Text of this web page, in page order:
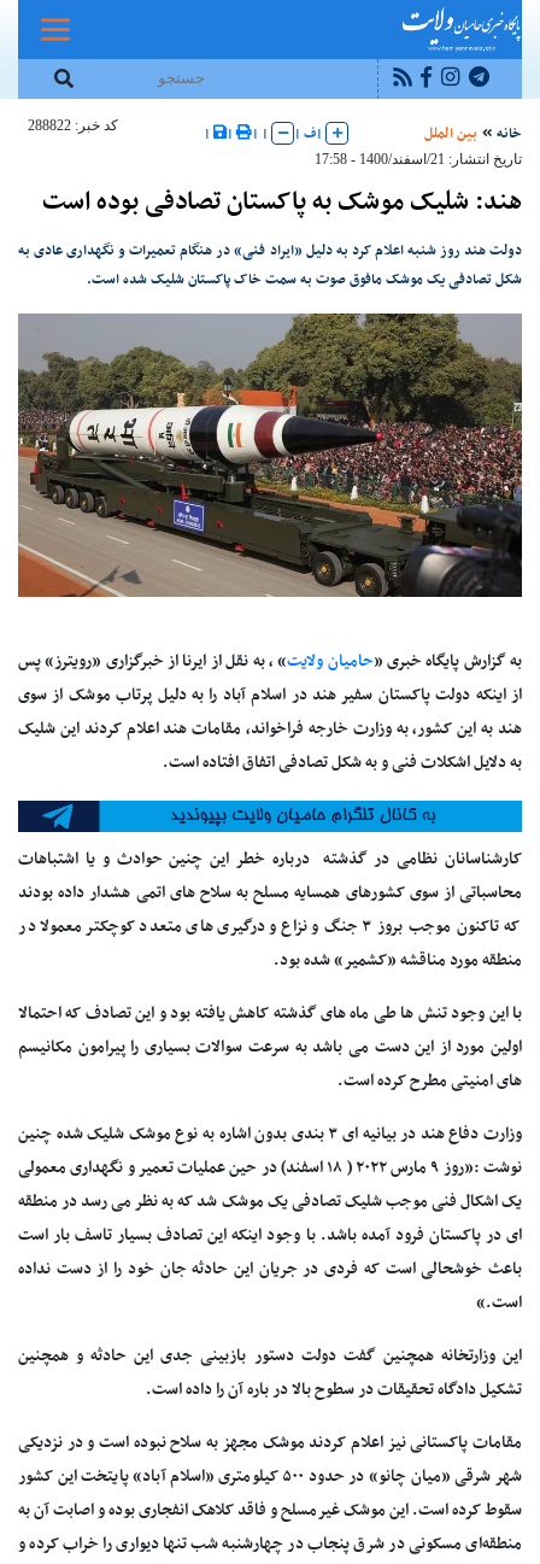
خانه بین الملل |ف |
|
|
|
|
کد خبر: 288822
تاریخ انتشار: 21/اسفند/1400 - 17:58
هند: شلیک موشک به پاکستان تصادفی بوده است
دولت هند روز شنبه اعلام کرد به دلیل «ایراد فنی» در هنگام تعمیرات و نگهداری عادی به
شکل تصادفی یک موشک مافوق صوت به سمت خاک پاکستان شلیک شده است.
به گزارش پایگاه خبری «حامیان ولایت» ، به نقل از ایرنا از خبرگزاری «رویترز» پس
از اینکه دولت پاکستان سفیر هند در اسلام آباد را به دلیل پرتاب موشک از سوی
هند به این کشور، به وزارت خارجه فراخواند، مقامات هند اعلام کردند این شلیک
به دلایل اشکلات فنی و به شکل تصادفی اتفاق افتاده است.
کارشناسانان نظامی در گذشته درباره خطر این چنین حوادث و یا اشتباهات
محاسباتی از سوی کشورهای همسایه مسلح به سلاح های اتمی هشدار داده بودند
که تاکنون موجب بروز ۳ جنگ و نزاع و درگیری های متعدد کوچکتر معمولا در
منطقه مورد مناقشه «کشمیر» شده بود.
با این وجود تنش ها طی ماه های گذشته کاهش یافته بود و این تصادف که احتمالا
اولین مورد از این دست می باشد به سرعت سوالات بسیاری را پیرامون مکانیسم
های امنیتی مطرح کرده است.
وزارت دفاع هند در بیانیه ای ۳ بندی بدون اشاره به نوع موشک شلیک شده چنین
نوشت :«روز ۹ مارس ۲۰۲۲ ( ۱۸ اسفند) در حین عملیات تعمیر و نگهداری معمولی
یک اشکال فنی موجب شلیک تصادفی یک موشک شد که به نظر می رسد در منطقه
ای در پاکستان فرود آمده باشد. با وجود اینکه این تصادف بسیار تاسف بار است
باعث خوشحالی است که فردی در جریان این حادثه جان خود را از دست نداده
است.»
این وزارتخانه همچنین گفت دولت دستور بازبینی جدی این حادثه و همچنین
تشکیل دادگاه تحقیقات در سطوح بالا در باره آن را داده است.
مقامات پاکستانی نیز اعلام کردند موشک مجهز به سلاح نبوده است و در نزدیکی
شهر شرقی «میان چانو» در حدود ۵۰۰ کیلومتری «اسلام آباد» پایتخت این کشور
سقوط کرده است. این موشک غیرمسلح و فاقد کلاهک انفجاری بوده و اصابت آن به
منطقه‌ای مسکونی در شرق پنجاب در چهارشنبه شب تنها دیواری را خراب کرده و